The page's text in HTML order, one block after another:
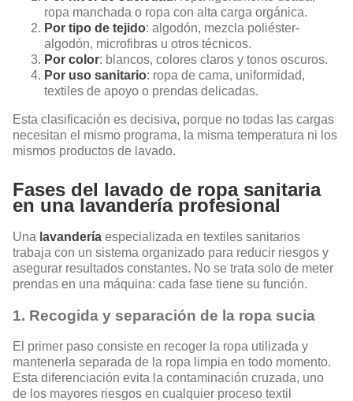
ropa manchada o ropa con alta carga orgánica.
Por tipo de tejido: algodón, mezcla poliéster-
algodón, microfibras u otros técnicos.
Por color: blancos, colores claros y tonos oscuros.
Por uso sanitario: ropa de cama, uniformidad,
textiles de apoyo o prendas delicadas.
Esta clasificación es decisiva, porque no todas las cargas
necesitan el mismo programa, la misma temperatura ni los
mismos productos de lavado.
Fases del lavado de ropa sanitaria
en una lavandería profesional
Una lavandería especializada en textiles sanitarios
trabaja con un sistema organizado para reducir riesgos y
asegurar resultados constantes. No se trata solo de meter
prendas en una máquina: cada fase tiene su función.
1. Recogida y separación de la ropa sucia
El primer paso consiste en recoger la ropa utilizada y
mantenerla separada de la ropa limpia en todo momento.
Esta diferenciación evita la contaminación cruzada, uno
de los mayores riesgos en cualquier proceso textil